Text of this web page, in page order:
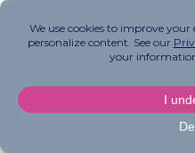
1 taza de salsa
su elección
½ taza de yogur
(sustituya el
endulzar por uno